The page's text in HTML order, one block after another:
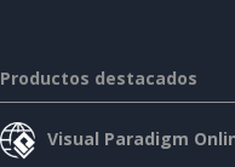
Productos destacados
Visual Paradigm